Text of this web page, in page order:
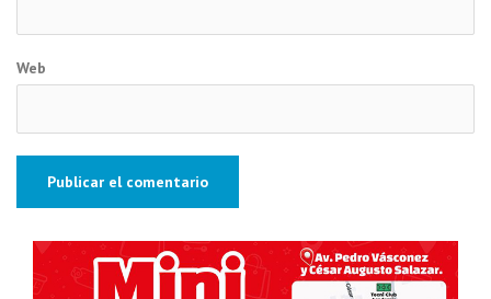
Web